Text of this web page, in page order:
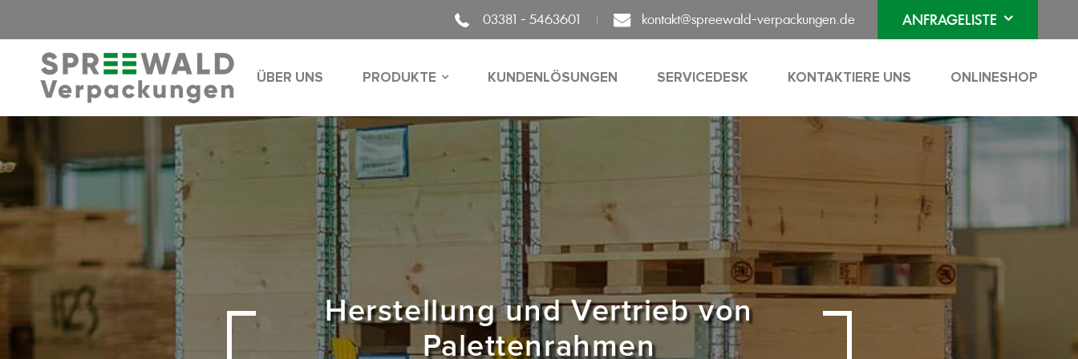
03381 - 5463601 kontakt@spreewald-verpackungen.de ANFRAGELISTE
ÜBER UNS PRODUKTE KUNDENLÖSUNGEN SERVICEDESK KONTAKTIERE UNS ONLINESHOP
Herstellung und Vertrieb von
Palettenrahmen